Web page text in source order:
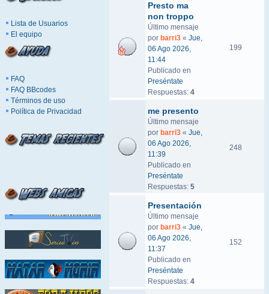
Lista de Usuarios
El equipo
FAQ
FAQ BBcodes
Términos de uso
Política de Privacidad
Presto ma
non troppo
Último mensaje
por barri3 « Jue,
06 Ago 2026,
11:44
Publicado en
Preséntate
Respuestas: 4
199
me presento
Último mensaje
por barri3 « Jue,
06 Ago 2026,
11:39
Publicado en
Preséntate
Respuestas: 5
248
Presentación
Último mensaje
por barri3 « Jue,
06 Ago 2026,
11:37
Publicado en
Preséntate
Respuestas: 4
152